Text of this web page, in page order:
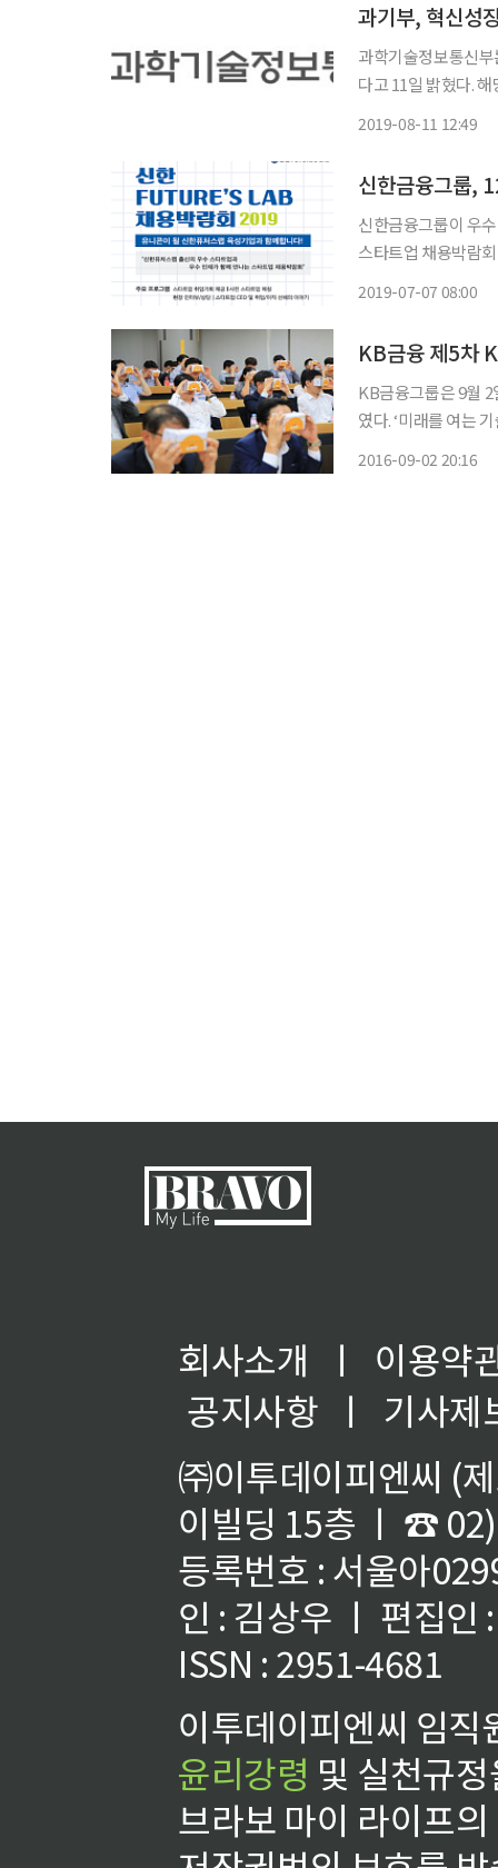
과기부, 혁신성
과학기술정보통신
다고 11일 밝혔다.
2019-08-11 12:49
신한금융그룹,
신한금융그룹이 우
스타트업 채용박람
2019-07-07 08:00
KB금융 제5차
KB금융그룹은 9월
였다. ‘미래를 여는
2016-09-02 20:16
회사소개 ㅣ
이용약
공지사항
ㅣ
기사제
㈜이투데이피엔씨 (
이빌딩 15층 ㅣ ☎
등록번호 : 서울아
인 : 김상우 ㅣ 편집인
ISSN : 2951-4681
이투데이피엔씨 임
윤리강령 및 실천규
브라보 마이 라이프